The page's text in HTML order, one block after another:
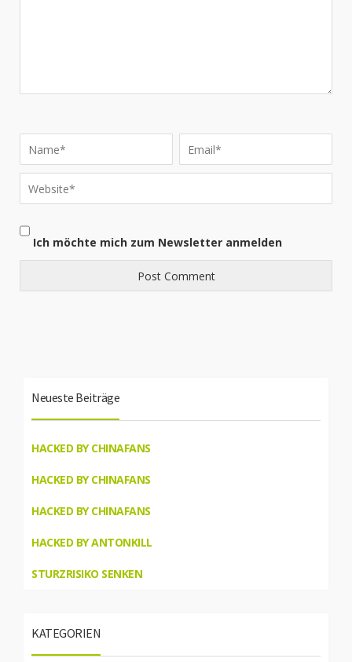
Ich möchte mich zum Newsletter anmelden
Neueste Beiträge
HACKED BY CHINAFANS
HACKED BY CHINAFANS
HACKED BY CHINAFANS
HACKED BY ANTONKILL
STURZRISIKO SENKEN
KATEGORIEN